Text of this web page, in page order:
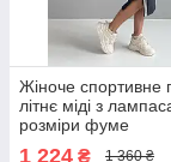
Жіноче спортивне
літнє міді з
розміри фуме
1 224 ₴ 1 360 ₴